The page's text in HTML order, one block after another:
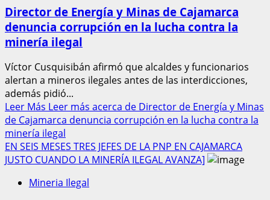
Director de Energía y Minas de Cajamarca
denuncia corrupción en la lucha contra la
minería ilegal
Víctor Cusquisibán afirmó que alcaldes y funcionarios
alertan a mineros ilegales antes de las interdicciones,
además pidió...
Leer Más Leer más acerca de Director de Energía y Minas
de Cajamarca denuncia corrupción en la lucha contra la
minería ilegal
EN SEIS MESES TRES JEFES DE LA PNP EN CAJAMARCA
JUSTO CUANDO LA MINERÍA ILEGAL AVANZA]
Mineria Ilegal